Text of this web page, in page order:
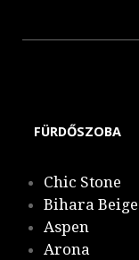
FÜRDŐSZOBA
Chic Stone
Bihara Beige
Aspen
Arona